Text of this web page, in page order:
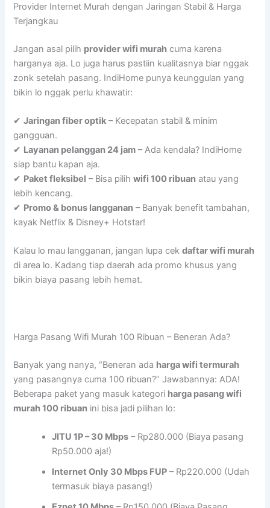
Provider Internet Murah dengan Jaringan Stabil & Harga
Terjangkau
Jangan asal pilih provider wifi murah cuma karena
harganya aja. Lo juga harus pastiin kualitasnya biar nggak
zonk setelah pasang. IndiHome punya keunggulan yang
bikin lo nggak perlu khawatir:
✔Jaringan fiber optik – Kecepatan stabil & minim
gangguan.
✔ Layanan pelanggan 24 jam – Ada kendala? IndiHome
siap bantu kapan aja.
✔ Paket fleksibel – Bisa pilihwifi 100 ribuan atau yang
lebih kencang.
✔ Promo & bonus langganan – Banyak benefit tambahan,
kayak Netflix & Disney+ Hotstar!
Kalau lo mau langganan, jangan lupa cekdaftar wifi murah
di area lo. Kadang tiap daerah ada promo khusus yang
bikin biaya pasang lebih hemat.
Harga Pasang Wifi Murah 100 Ribuan – Beneran Ada?
Banyak yang nanya, “Beneran ada harga wifi termurah
yang pasangnya cuma 100 ribuan?” Jawabannya: ADA!
Beberapa paket yang masuk kategori harga pasang wifi
murah 100 ribuan ini bisa jadi pilihan lo:
JITU 1P – 30 Mbps – Rp280.000 (Biaya pasang
Rp50.000 aja!)
Internet Only 30 Mbps FUP – Rp220.000 (Udah
termasuk biaya pasang!)